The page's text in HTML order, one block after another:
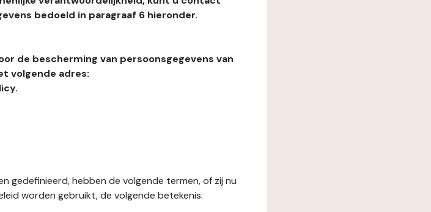
bedoeld in paragraaf 6 hieronder.
de bescherming van persoonsgegevens van
volgende adres:
gedefinieerd, hebben de volgende termen, of zij nu
worden gebruikt, de volgende betekenis: